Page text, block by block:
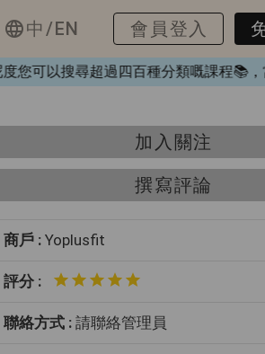
以搜尋超過四百種分類嘅課程📚，
中/EN 會員登入
加入關注
撰寫評論
商戶 : Yoplusfit
評分 :
聯絡方式 : 請聯絡管理員